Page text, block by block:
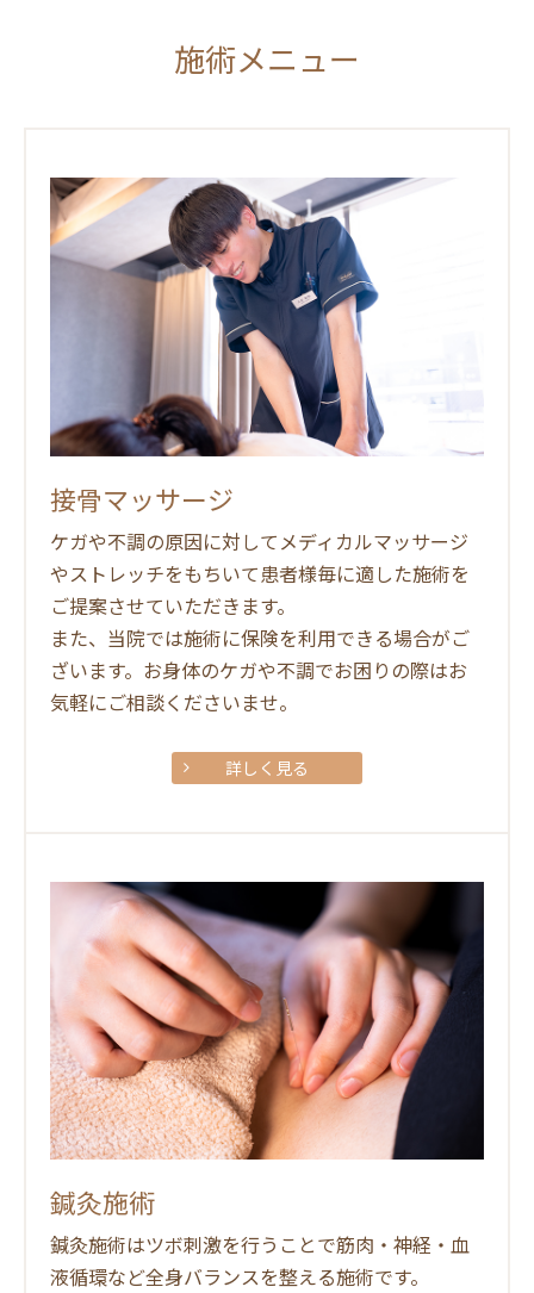
施術メニュー
接骨マッサージ
ケガや不調の原因に対してメディカルマッサージ
やストレッチをもちいて患者様毎に適した施術を
ご提案させていただきます。
また、当院では施術に保険を利用できる場合がご
ざいます。お身体のケガや不調でお困りの際はお
気軽にご相談くださいませ。
詳しく見る
鍼灸施術
鍼灸施術はツボ刺激を行うことで筋肉・神経・血
液循環など全身バランスを整える施術です。